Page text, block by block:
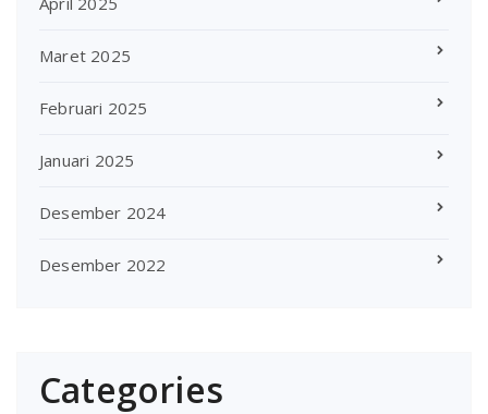
Maret 2025
Februari 2025
Januari 2025
Desember 2024
Desember 2022
Categories